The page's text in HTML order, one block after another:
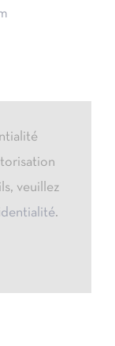
veuillez
.